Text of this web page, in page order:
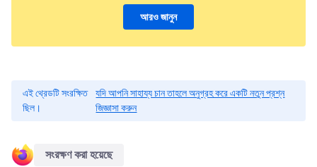
আরও জানুন
এই থ্রেডটি সংরক্ষিত
ছিল।
যদি আপনি সাহায্য চান তাহলে অনুগ্রহ করে একটি নতুন প্রশ্ন
জিজ্ঞাসা করুন
সংরক্ষণ করা হয়েছে